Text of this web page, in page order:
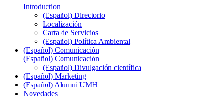
Introduction
(Español) Directorio
Localización
Carta de Servicios
(Español) Política Ambiental
(Español) Comunicación
(Español) Comunicación
(Español) Divulgación científica
(Español) Marketing
(Español) Alumni UMH
Novedades